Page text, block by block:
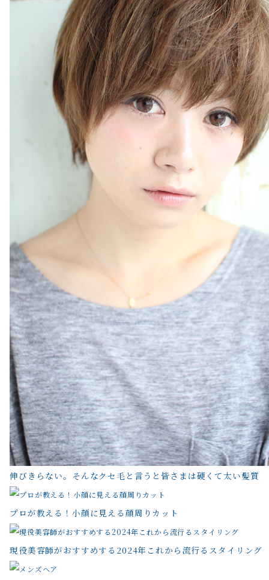
伸びきらない。そんなクセ毛と言うと皆さまは硬くて太い髪質
プロが教える！小顔に見える顔周りカット
現役美容師がおすすめする2024年これから流行るスタイリング